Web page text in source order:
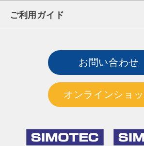
ご利用ガイド
お問い合わせ
オンラインショ